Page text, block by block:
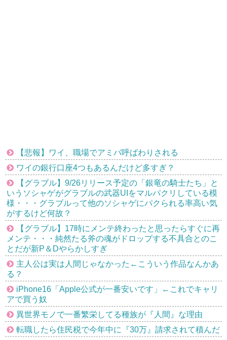
【悲報】ワイ、職場でアミバ呼ばわりされる
ワイの銀行口座4つもあるんだけど多すぎ？
【グラブル】9/26リリース予定の「銀竜の騎士たち」と
いうソシャゲがグラブルの武器UIをマルパクリしている模
様・・・グラブルって他のソシャゲにパクられる率高い気
がするけど何故？
【グラブル】17時にメンテ終わったと思ったらすぐに再
メンテ・・・純然たる斧の魂がドロップする不具合とのこ
とだが新P＆Dやらかしすぎ
主人公は実は人間じゃなかった←こういう作品なんかあ
る？
iPhone16「Apple公式が一番安いです」←これでキャリ
アで買う奴
異世界モノで一番繁栄してる種族が『人間』な理由
転職したら住民税で今年中に『30万』請求されて積んだ